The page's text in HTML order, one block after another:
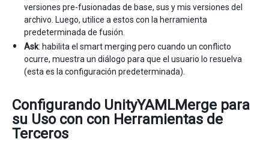
versiones pre-fusionadas de base, sus y mis versiones del
archivo. Luego, utilice a estos con la herramienta
predeterminada de fusión.
Ask: habilita el smart merging pero cuando un conflicto
ocurre, muestra un diálogo para que el usuario lo resuelva
(esta es la configuración predeterminada).
Configurando UnityYAMLMerge para
su Uso con con Herramientas de
Terceros